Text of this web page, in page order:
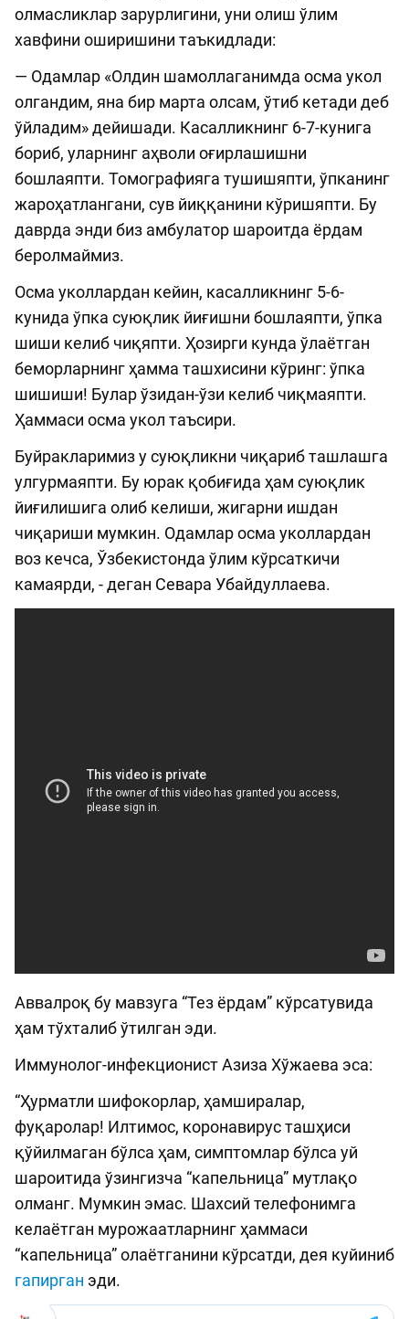
олмасликлар зарурлигини, уни олиш ўлим
хавфини оширишини таъкидлади:
— Одамлар «Олдин шамоллаганимда осма укол
олгандим, яна бир марта олсам, ўтиб кетади деб
ўйладим» дейишади. Касалликнинг 6-7-кунига
бориб, уларнинг аҳволи оғирлашишни
бошлаяпти. Томографияга тушишяпти, ўпканинг
жароҳатлангани, сув йиққанини кўришяпти. Бу
даврда энди биз амбулатор шароитда ёрдам
беролмаймиз.
Осма уколлардан кейин, касалликнинг 5-6-
кунида ўпка суюқлик йиғишни бошлаяпти, ўпка
шиши келиб чиқяпти. Ҳозирги кунда ўлаётган
беморларнинг ҳамма ташхисини кўринг: ўпка
шишиши! Булар ўзидан-ўзи келиб чиқмаяпти.
Ҳаммаси осма укол таъсири.
Буйракларимиз у суюқликни чиқариб ташлашга
улгурмаяпти. Бу юрак қобиғида ҳам суюқлик
йиғилишига олиб келиши, жигарни ишдан
чиқариши мумкин. Одамлар осма уколлардан
воз кечса, Ўзбекистонда ўлим кўрсаткичи
камаярди, - деган Севара Убайдуллаева.
Аввалроқ бу мавзуга “Тез ёрдам” кўрсатувида
ҳам тўхталиб ўтилган эди.
Иммунолог-инфекционист Азиза Хўжаева эса:
“Ҳурматли шифокорлар, ҳамширалар,
фуқаролар! Илтимос, коронавирус ташҳиси
қўйилмаган бўлса ҳам, симптомлар бўлса уй
шароитида ўзингизча “капельница” мутлақо
олманг. Мумкин эмас. Шахсий телефонимга
келаётган мурожаатларнинг ҳаммаси
“капельница” олаётганини кўрсатди, дея куйиниб
гапирган эди.